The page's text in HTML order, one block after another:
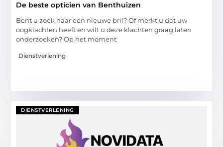
De beste opticien van Benthuizen
Bent u zoek naar een nieuwe bril? Of merkt u dat uw
oogklachten heeft en wilt u deze klachten graag laten
onderzoeken? Op het moment
Dienstverlening
DIENSTVERLENING